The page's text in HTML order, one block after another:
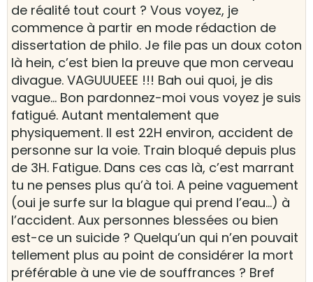
de réalité tout court ? Vous voyez, je
commence à partir en mode rédaction de
dissertation de philo. Je file pas un doux coton
là hein, c’est bien la preuve que mon cerveau
divague. VAGUUUEEE !!! Bah oui quoi, je dis
vague… Bon pardonnez-moi vous voyez je suis
fatigué. Autant mentalement que
physiquement. Il est 22H environ, accident de
personne sur la voie. Train bloqué depuis plus
de 3H. Fatigue. Dans ces cas là, c’est marrant
tu ne penses plus qu’à toi. A peine vaguement
(oui je surfe sur la blague qui prend l’eau…) à
l’accident. Aux personnes blessées ou bien
est-ce un suicide ? Quelqu’un qui n’en pouvait
tellement plus au point de considérer la mort
préférable à une vie de souffrances ? Bref